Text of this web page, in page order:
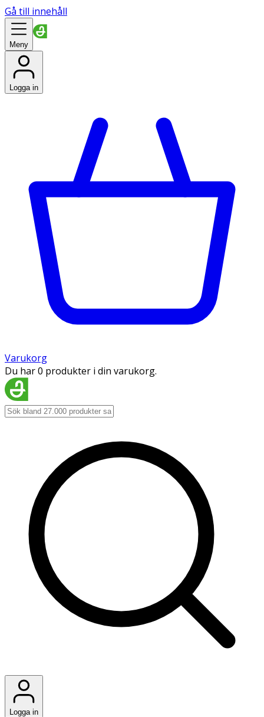
Gå till innehåll
Meny
Logga in
Varukorg
Du har 0 produkter i din varukorg.
Logga in